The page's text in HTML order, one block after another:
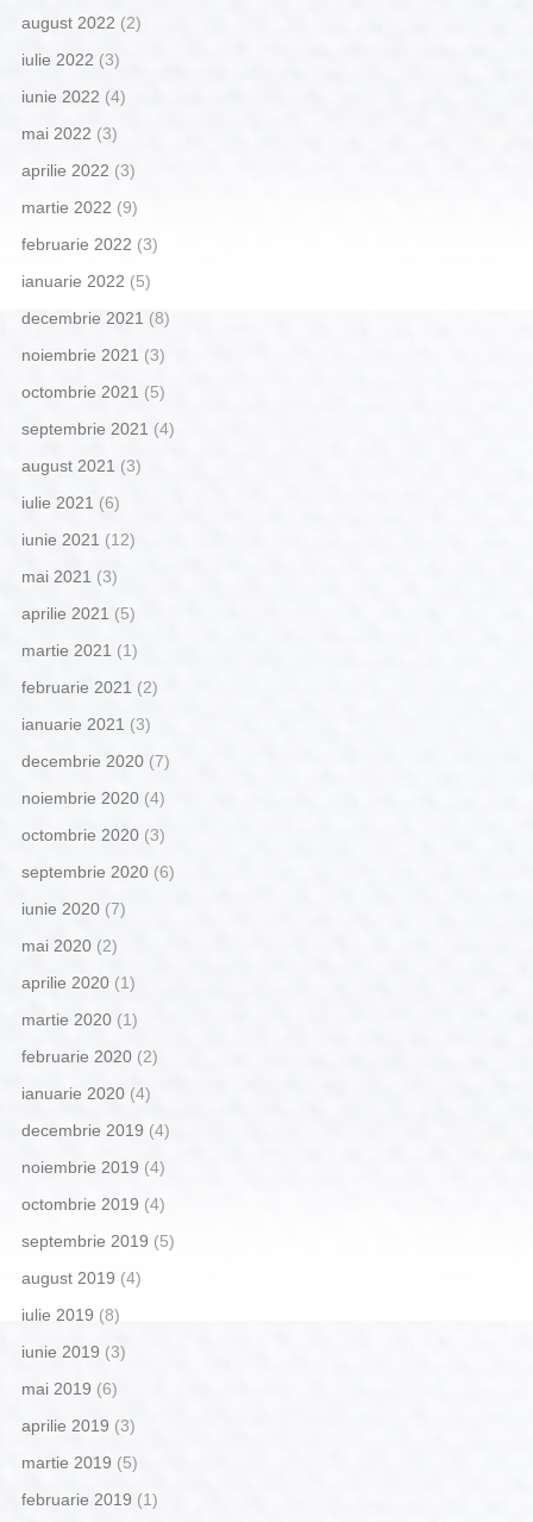
august 2022 (2)
iulie 2022 (3)
iunie 2022 (4)
mai 2022 (3)
aprilie 2022 (3)
martie 2022 (9)
februarie 2022 (3)
ianuarie 2022 (5)
decembrie 2021 (8)
noiembrie 2021 (3)
octombrie 2021 (5)
septembrie 2021 (4)
august 2021 (3)
iulie 2021 (6)
iunie 2021 (12)
mai 2021 (3)
aprilie 2021 (5)
martie 2021 (1)
februarie 2021 (2)
ianuarie 2021 (3)
decembrie 2020(7)
noiembrie 2020(4)
octombrie 2020(3)
septembrie 2020(6)
iunie 2020(7)
mai 2020(2)
aprilie 2020(1)
martie 2020(1)
februarie 2020(2)
ianuarie 2020(4)
decembrie 2019 (4)
noiembrie 2019 (4)
octombrie 2019 (4)
septembrie 2019 (5)
august 2019 (4)
iulie 2019 (8)
iunie 2019 (3)
mai 2019 (6)
aprilie 2019 (3)
martie 2019 (5)
februarie 2019 (1)